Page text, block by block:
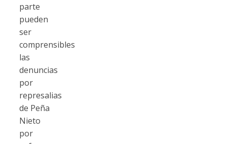
parte
pueden
ser
comprensibles
las
denuncias
por
represalias
de Peña
Nieto
por